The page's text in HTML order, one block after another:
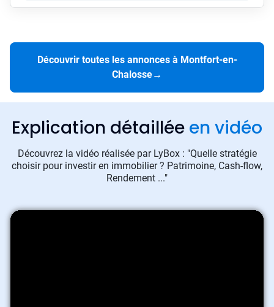
Découvrir toutes les annonces à Montfort-en-
Chalosse→
Explication détaillée en vidéo
Découvrez la vidéo réalisée par LyBox : "Quelle stratégie
choisir pour investir en immobilier ? Patrimoine, Cash-flow,
Rendement ..."